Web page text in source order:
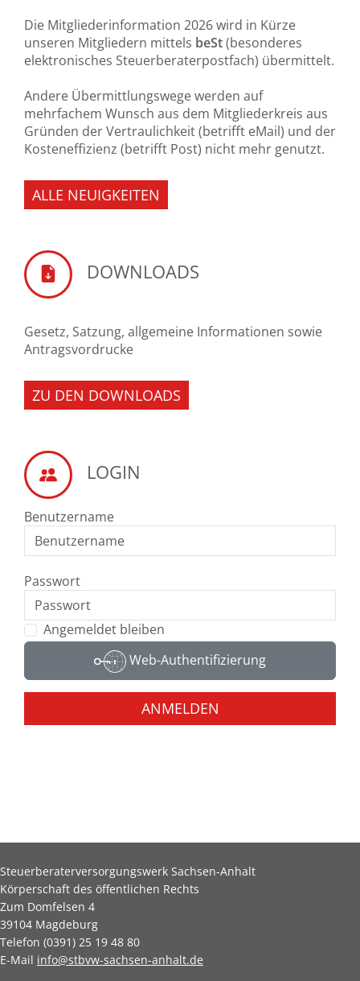
Die Mitgliederinformation 2026 wird in Kürze
unseren Mitgliedern mittels beSt(besonderes
elektronisches Steuerberaterpostfach) übermittelt.
Andere Übermittlungswege werden auf
mehrfachem Wunsch aus dem Mitgliederkreis aus
Gründen der Vertraulichkeit (betrifft eMail) und der
Kosteneffizienz (betrifft Post) nicht mehr genutzt.
ALLE NEUIGKEITEN
DOWNLOADS
Gesetz, Satzung, allgemeine Informationen sowie
Antragsvordrucke
ZU DEN DOWNLOADS
LOGIN
Benutzername
Passwort
Angemeldet bleiben
Web-Authentifizierung
ANMELDEN
Steuerberaterversorgungswerk Sachsen-Anhalt
Körperschaft des öffentlichen Rechts
Zum Domfelsen 4
39104 Magdeburg
Telefon (0391) 25 19 48 80
E-Mail info@stbvw-sachsen-anhalt.de